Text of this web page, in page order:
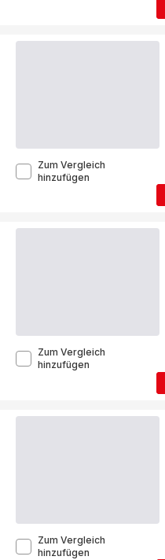
mit
Zum Vergleich
hinzufügen
Zum Vergleich
hinzufügen
Wasserkocher
Zum Vergleich
hinzufügen